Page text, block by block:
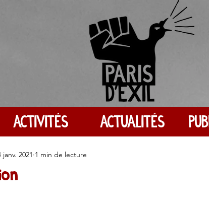
ACTIVITÉS ACTUALITÉS
janv. 2021 1 min de lecture